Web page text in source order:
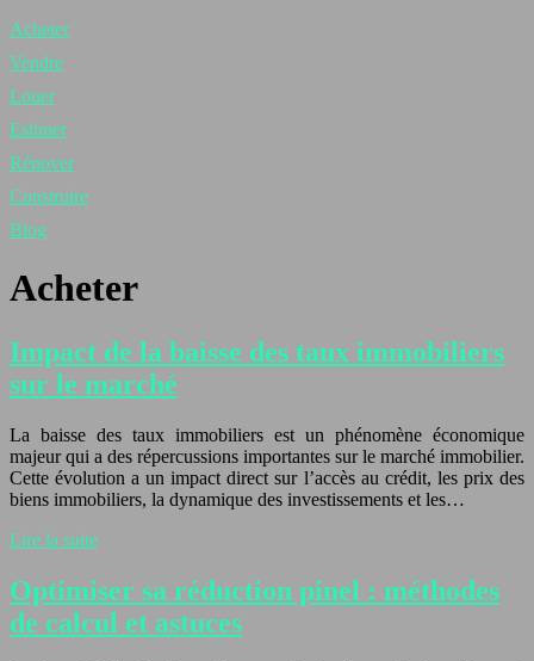
Acheter
Vendre
Louer
Estimer
Rénover
Construire
Blog
Acheter
Impact de la baisse des taux immobiliers
sur le marché
La baisse des taux immobiliers est un phénomène économique
majeur qui a des répercussions importantes sur le marché immobilier.
Cette évolution a un impact direct sur l’accès au crédit, les prix des
biens immobiliers, la dynamique des investissements et les…
Lire la suite
Optimiser sa réduction pinel : méthodes
de calcul et astuces